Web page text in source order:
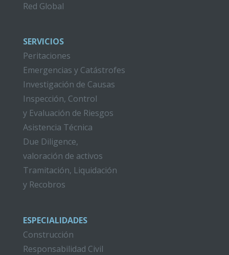
Red Global
SERVICIOS
Peritaciones
Emergencias y Catástrofes
Investigación de Causas
Inspección, Control
y Evaluación de Riesgos
Asistencia Técnica
Due Diligence,
valoración de activos
Tramitación, Liquidación
y Recobros
ESPECIALIDADES
Construcción
Responsabilidad Civil